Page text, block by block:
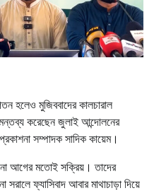
হলেও মুজিববাদের কালচারাল
করেছেন জুলাই আন্দোলনের
সম্পাদক সাদিক কায়েম।
আগের মতোই সক্রিয়। তাদের
সরালে ফ্যাসিবাদ আবার মাথাচাড়া দিয়ে